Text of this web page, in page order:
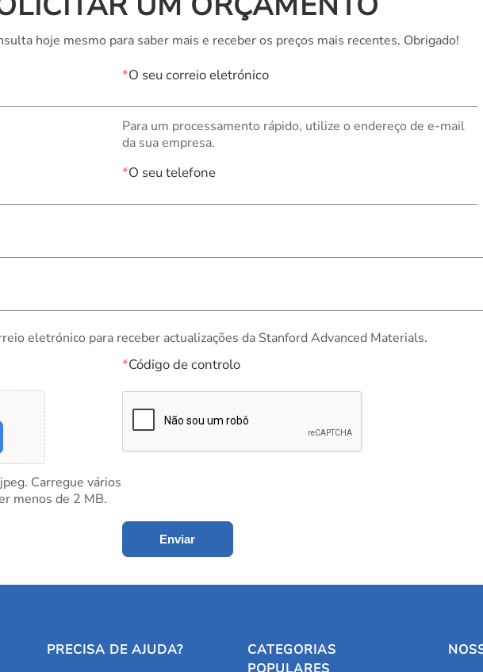
hoje mesmo para saber mais e receber os preços mais recentes. Obrigado!
*O seu correio eletrónico
Para um processamento rápido, utilize o endereço de e-mail
da sua empresa.
*O seu telefone
eletrónico para receber actualizações da Stanford Advanced Materials.
*Código de controlo
Carregue vários
menos de 2 MB.
Enviar
PRECISA DE AJUDA?
CATEGORIAS